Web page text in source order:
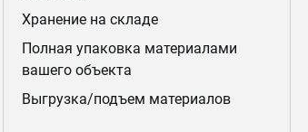
Хранение на складе
Полная упаковка материалами
вашего объекта
Выгрузка/подъем материалов